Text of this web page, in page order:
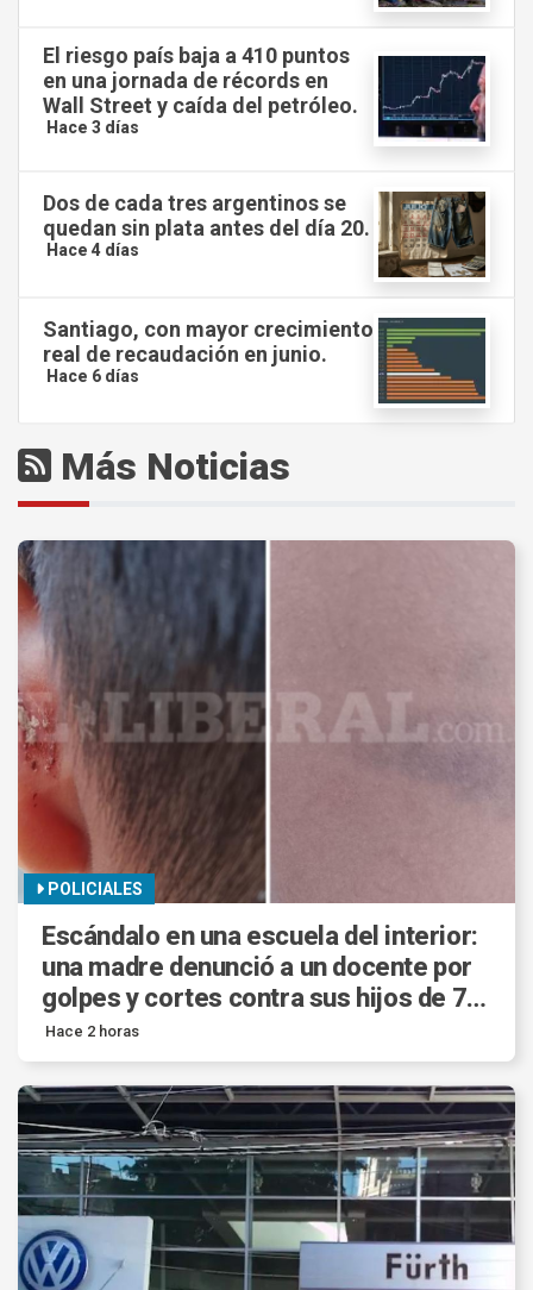
El riesgo país baja a 410 puntos
en una jornada de récords en
Wall Street y caída del petróleo.
Hace 3 días
Dos de cada tres argentinos se
quedan sin plata antes del día 20.
Hace 4 días
Santiago, con mayor crecimiento
real de recaudación en junio.
Hace 6 días
Más Noticias
POLICIALES
Escándalo en una escuela del interior:
una madre denunció a un docente por
golpes y cortes contra sus hijos de 7 y
11 años.
Hace 2 horas